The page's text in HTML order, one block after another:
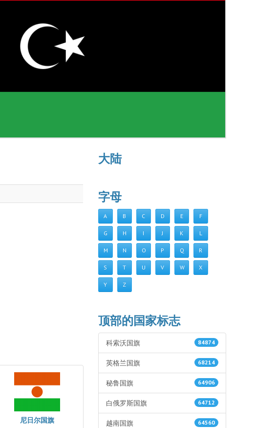
尼日尔国旗
大陆
字母
A B C D E F
G H I J K L
M N O P Q R
S T U V W X
Y Z
顶部的国家标志
84874
科索沃国旗
68214
英格兰国旗
64906
秘鲁国旗
64712
白俄罗斯国旗
64560
越南国旗